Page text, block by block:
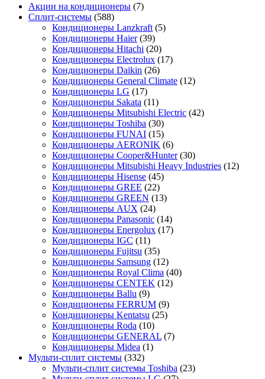
Акции на кондиционеры (7)
Сплит-системы (588)
Кондиционеры Lanzkraft (5)
Кондиционеры Haier (39)
Кондиционеры Hitachi (20)
Кондиционеры Electrolux (17)
Кондиционеры Daikin (26)
Кондиционеры General Climate (12)
Кондиционеры LG (17)
Кондиционеры Sakata (11)
Кондиционеры Mitsubishi Electric (42)
Кондиционеры Toshiba (30)
Кондиционеры FUNAI (15)
Кондиционеры AERONIK (6)
Кондиционеры Cooper&Hunter (30)
Кондиционеры Mitsubishi Heavy Industries (12)
Кондиционеры Hisense (45)
Кондиционеры GREE (22)
Кондиционеры GREEN (13)
Кондиционеры AUX (24)
Кондиционеры Panasonic (14)
Кондиционеры Energolux (17)
Кондиционеры IGC (11)
Кондиционеры Fujitsu (35)
Кондиционеры Samsung (12)
Кондиционеры Royal Clima (40)
Кондиционеры CENTEK (12)
Кондиционеры Ballu (9)
Кондиционеры FERRUM (9)
Кондиционеры Kentatsu (25)
Кондиционеры Roda (10)
Кондиционеры GENERAL (7)
Кондиционеры Midea (1)
Мульти-сплит системы (332)
Мульти-сплит системы Toshiba (23)